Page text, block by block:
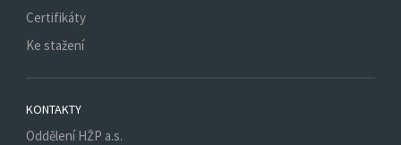
Certifikáty
Ke stažení
KONTAKTY
Oddělení HŽP a.s.